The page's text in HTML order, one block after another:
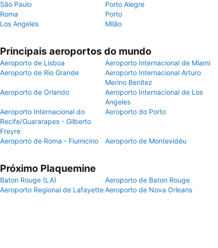
São Paulo
Porto Alegre
Roma
Porto
Los Angeles
Milão
Principais aeroportos do mundo
Aeroporto de Lisboa
Aeroporto Internacional de Miami
Aeroporto de Rio Grande
Aeroporto Internacional Arturo
Merino Benítez
Aeroporto de Orlando
Aeroporto Internacional de Los
Angeles
Aeroporto Internacional do
Recife/Guararapes - Gilberto
Freyre
Aeroporto do Porto
Aeroporto de Roma - Fiumicino Aeroporto de Montevidéu
Próximo Plaquemine
Baton Rouge (LA)
Aeroporto de Baton Rouge
Aeroporto Regional de LafayetteAeroporto de Nova Orleans